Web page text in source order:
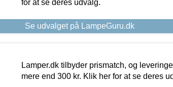
for at se deres udvalg.
Se udvalget på LampeGuru.dk
Lamper.dk tilbyder prismatch, og
mere end 300 kr. Klik her for at se deres